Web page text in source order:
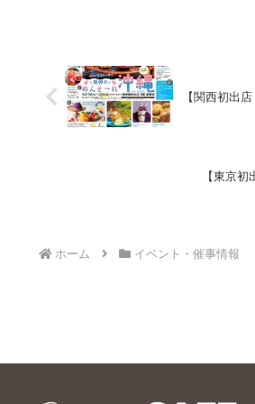
【関西初出
【東京
ホーム イベント・催事情報